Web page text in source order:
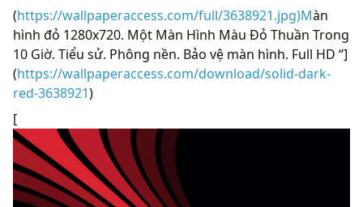
(https://wallpaperaccess.com/full/3638921.jpg)Màn
hình đỏ 1280x720. Một Màn Hình Màu Đỏ Thuần Trong
10 Giờ. Tiểu sử. Phông nền. Bảo vệ màn hình. Full HD “]
(https://wallpaperaccess.com/download/solid-dark-
red-3638921)
[